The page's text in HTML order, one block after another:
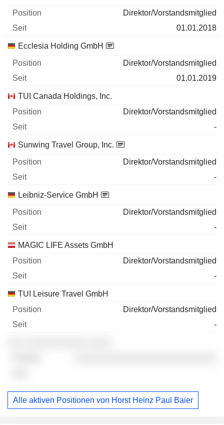
Direktor/Vorstandsmitglied
01.01.2018
Ecclesia Holding GmbH
Direktor/Vorstandsmitglied
01.01.2019
TUI Canada Holdings, Inc.
Direktor/Vorstandsmitglied
-
Sunwing Travel Group, Inc.
Direktor/Vorstandsmitglied
-
Leibniz-Service GmbH
Direktor/Vorstandsmitglied
-
MAGIC LIFE Assets GmbH
Direktor/Vorstandsmitglied
-
TUI Leisure Travel GmbH
Direktor/Vorstandsmitglied
-
Alle aktiven Positionen von Horst Heinz Paul Baier